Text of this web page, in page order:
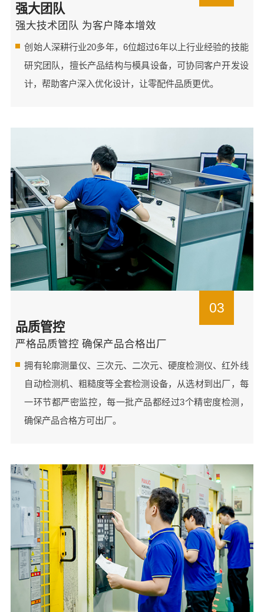
强大团队
强大技术团队 为客户降本增效
创始人深耕行业20多年，6位超过6年以上行业经验的技能
研究团队，擅长产品结构与模具设备，可协同客户开发设
计，帮助客户深入优化设计，让零配件品质更优。
03
品质管控
严格品质管控 确保产品合格出厂
拥有轮廓测量仪、三次元、二次元、硬度检测仪、红外线
自动检测机、粗糙度等全套检测设备，从选材到出厂，每
一环节都严密监控，每一批产品都经过3个精密度检测，
确保产品合格方可出厂。